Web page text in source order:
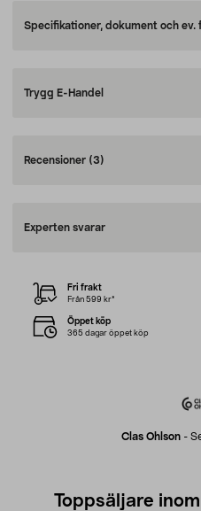
Specifikationer, dokument och
Trygg E-Handel
Recensioner (3)
Experten svarar
Clas Ohlson -
Fri frakt
Från 599 kr*
Öppet köp
365 dagar öppet köp
Toppsäljare